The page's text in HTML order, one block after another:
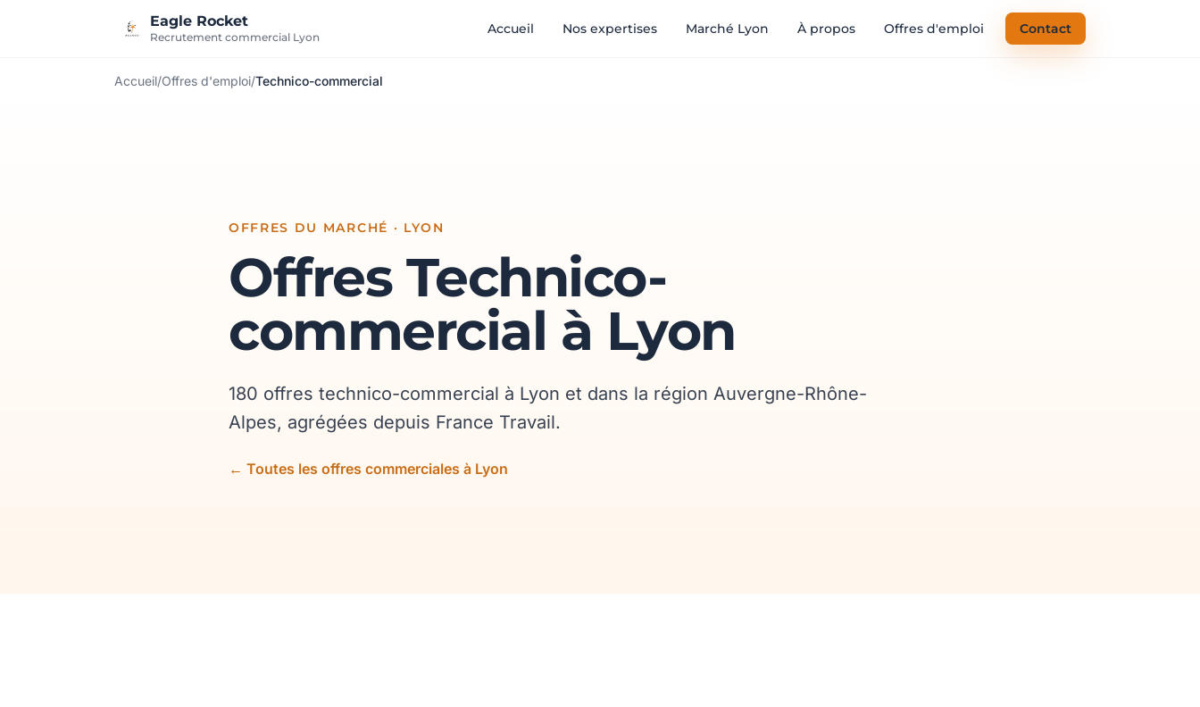
Eagle Rocket
Recrutement commercial Lyon
Accueil Nos expertises Marché Lyon À propos Offres d'emploi Contact
Accueil/Offres d'emploi/Technico-commercial
OFFRES DU MARCHÉ · LYON
Offres Technico-
commercial à Lyon
180 offres technico-commercial à Lyon et dans la région Auvergne-Rhône-
Alpes, agrégées depuis France Travail.
← Toutes les offres commerciales à Lyon